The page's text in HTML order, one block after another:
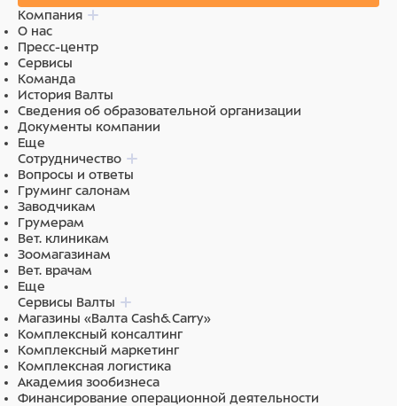
Компания
О нас
Пресс-центр
Сервисы
Команда
История Валты
Сведения об образовательной организации
Документы компании
Еще
Сотрудничество
Вопросы и ответы
Груминг салонам
Заводчикам
Грумерам
Вет. клиникам
Зоомагазинам
Вет. врачам
Еще
Сервисы Валты
Магазины «Валта Cash&Carry»
Комплексный консалтинг
Комплексный маркетинг
Комплексная логистика
Академия зообизнеса
Финансирование операционной деятельности